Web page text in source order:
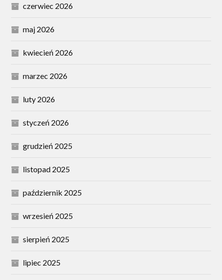
czerwiec 2026
maj 2026
kwiecień 2026
marzec 2026
luty 2026
styczeń 2026
grudzień 2025
listopad 2025
październik 2025
wrzesień 2025
sierpień 2025
lipiec 2025